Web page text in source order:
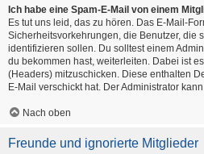
Ich habe eine Spam-E-Mail von einem
Es tut uns leid, das zu hören. Das E-Mail-
Sicherheitsvorkehrungen, die Benutzer, die
identifizieren sollen. Du solltest einem
du bekommen hast, weiterleiten. Dabei ist
(Headers) mitzuschicken. Diese enthalten
E-Mail verschickt hat. Der Administrator
Nach oben
Freunde und ignorierte Mitglieder